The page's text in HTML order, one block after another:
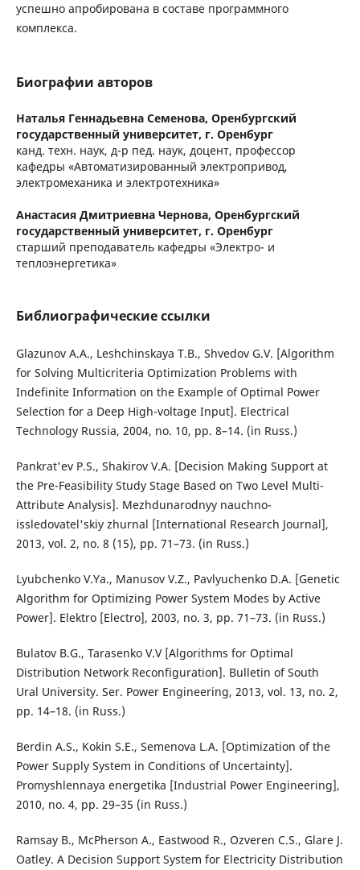
успешно апробирована в составе программного
комплекса.
Биографии авторов
Наталья Геннадьевна Семенова, Оренбургский
государственный университет, г. Оренбург
канд. техн. наук, д-р пед. наук, доцент, профессор
кафедры «Автоматизированный электропривод,
электромеханика и электротехника»
Анастасия Дмитриевна Чернова, Оренбургский
государственный университет, г. Оренбург
старший преподаватель кафедры «Электро- и
теплоэнергетика»
Библиографические ссылки
Glazunov A.A., Leshchinskaya T.B., Shvedov G.V. [Algorithm
for Solving Multicriteria Optimization Problems with
Indefinite Information on the Example of Optimal Power
Selection for a Deep High-voltage Input]. Electrical
Technology Russia, 2004, no. 10, pp. 8–14. (in Russ.)
Pankrat'ev P.S., Shakirov V.A. [Decision Making Support at
the Pre-Feasibility Study Stage Based on Two Level Multi-
Attribute Analysis]. Mezhdunarodnyy nauchno-
issledovatel'skiy zhurnal [International Research Journal],
2013, vol. 2, no. 8 (15), pp. 71–73. (in Russ.)
Lyubchenko V.Ya., Manusov V.Z., Pavlyuchenko D.A. [Genetic
Algorithm for Optimizing Power System Modes by Active
Power]. Elektro [Electro], 2003, no. 3, pp. 71–73. (in Russ.)
Bulatov B.G., Tarasenko V.V [Algorithms for Optimal
Distribution Network Reconfiguration]. Bulletin of South
Ural University. Ser. Power Engineering, 2013, vol. 13, no. 2,
pp. 14–18. (in Russ.)
Berdin A.S., Kokin S.E., Semenova L.A. [Optimization of the
Power Supply System in Conditions of Uncertainty].
Promyshlennaya energetika [Industrial Power Engineering],
2010, no. 4, pp. 29–35 (in Russ.)
Ramsay B., McPherson A., Eastwood R., Ozveren C.S., Glare J.
Oatley. A Decision Support System for Electricity Distribution